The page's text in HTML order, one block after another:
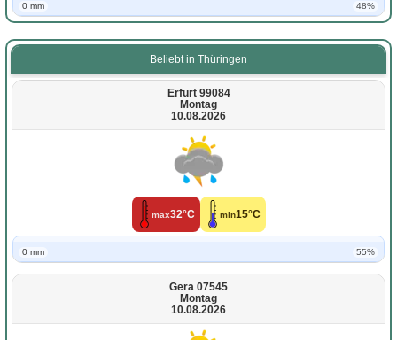
0 mm 48%
Beliebt in Thüringen
Erfurt 99084
Montag
10.08.2026
max32°C min15°C
0 mm 55%
Gera 07545
Montag
10.08.2026